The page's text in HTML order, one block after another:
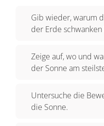
Gib wieder, warum
der Erde
Zeige auf, wo und
der Sonne am
Untersuche die
die Sonne.